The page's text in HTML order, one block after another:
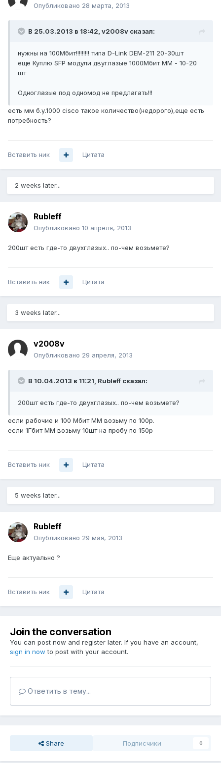
Опубликовано 28 марта, 2013
В 25.03.2013 в 18:42, v2008v сказал:
нужны на 100Мбит!!!!!!!!! типа D-Link DEM-211 20-30шт
еще Куплю SFP модули двуглазые 1000Мбит ММ - 10-20
шт
Одноглазые под одномод не предлагать!!!
есть мм б.у.1000 cisco такое количество(недорого),еще есть
потребность?
Вставить ник Цитата
2 weeks later...
Rubleff
Опубликовано 10 апреля, 2013
200шт есть где-то двухглазых.. по-чем возьмете?
Вставить ник Цитата
3 weeks later...
v2008v
Опубликовано 29 апреля, 2013
В 10.04.2013 в 11:21, Rubleff сказал:
200шт есть где-то двухглазых.. по-чем возьмете?
если рабочие и 100 Мбит ММ возьму по 100р.
если 1Гбит ММ возьму 10шт на пробу по 150р
Вставить ник Цитата
5 weeks later...
Rubleff
Опубликовано 29 мая, 2013
Еще актуально ?
Вставить ник Цитата
Join the conversation
You can post now and register later. If you have an account,
sign in now to post with your account.
Ответить в тему...
Share Подписчики 0